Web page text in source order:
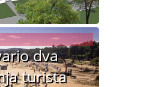
dva
turista